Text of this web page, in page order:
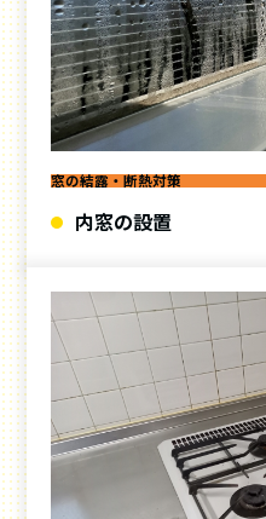
窓の結露・断熱対策
内窓の設置